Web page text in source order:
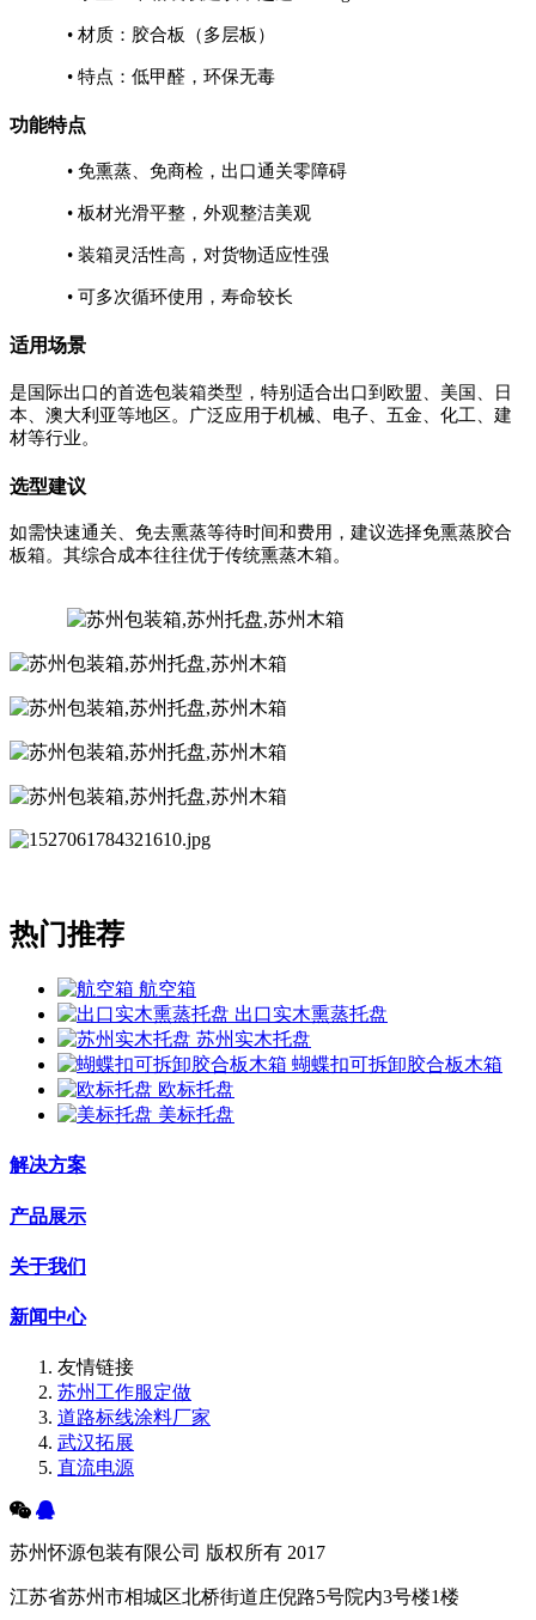
• 材质：胶合板（多层板）
• 特点：低甲醛，环保无毒
功能特点
• 免熏蒸、免商检，出口通关零障碍
• 板材光滑平整，外观整洁美观
• 装箱灵活性高，对货物适应性强
• 可多次循环使用，寿命较长
适用场景
是国际出口的首选包装箱类型，特别适合出口到欧盟、美国、日
本、澳大利亚等地区。广泛应用于机械、电子、五金、化工、建
材等行业。
选型建议
如需快速通关、免去熏蒸等待时间和费用，建议选择免熏蒸胶合
板箱。其综合成本往往优于传统熏蒸木箱。
热门推荐
航空箱
出口实木熏蒸托盘
苏州实木托盘
蝴蝶扣可拆卸胶合板木箱
欧标托盘
美标托盘
解决方案
产品展示
关于我们
新闻中心
友情链接
苏州工作服定做
道路标线涂料厂家
武汉拓展
直流电源
苏州怀源包装有限公司 版权所有 2017
江苏省苏州市相城区北桥街道庄倪路5号院内3号楼1楼